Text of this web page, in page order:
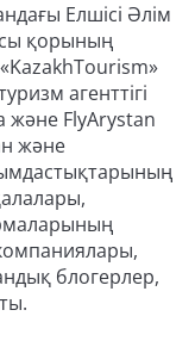
Елшісі Әлім
қорының
агенттігі
FlyArystan
және
блогерлер,